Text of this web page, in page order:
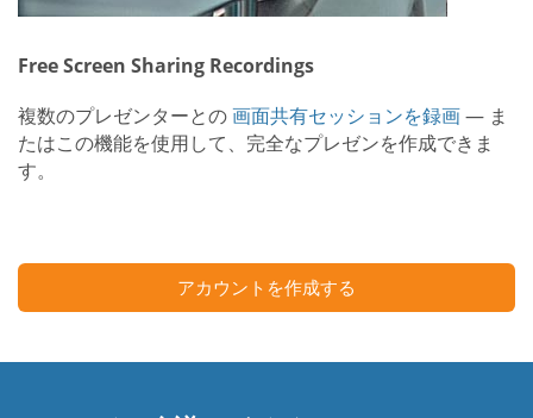
Free Screen Sharing Recordings
複数のプレゼンターとの画面共有セッションを録画— ま
たはこの機能を使用して、完全なプレゼンを作成できま
す。
アカウントを作成する